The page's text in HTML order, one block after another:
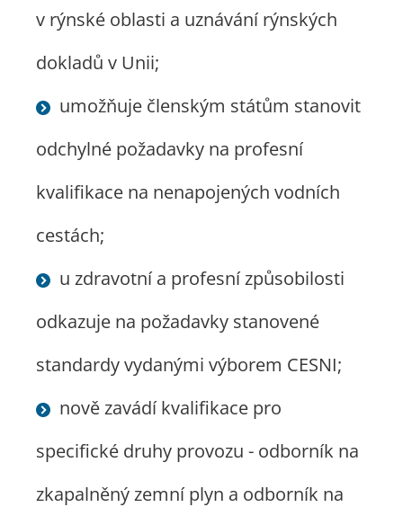
v rýnské oblasti a uznávání rýnských
dokladů v Unii;
umožňuje členským státům stanovit
odchylné požadavky na profesní
kvalifikace na nenapojených vodních
cestách;
u zdravotní a profesní způsobilosti
odkazuje na požadavky stanovené
standardy vydanými výborem CESNI;
nově zavádí kvalifikace pro
specifické druhy provozu - odborník na
zkapalněný zemní plyn a odborník na